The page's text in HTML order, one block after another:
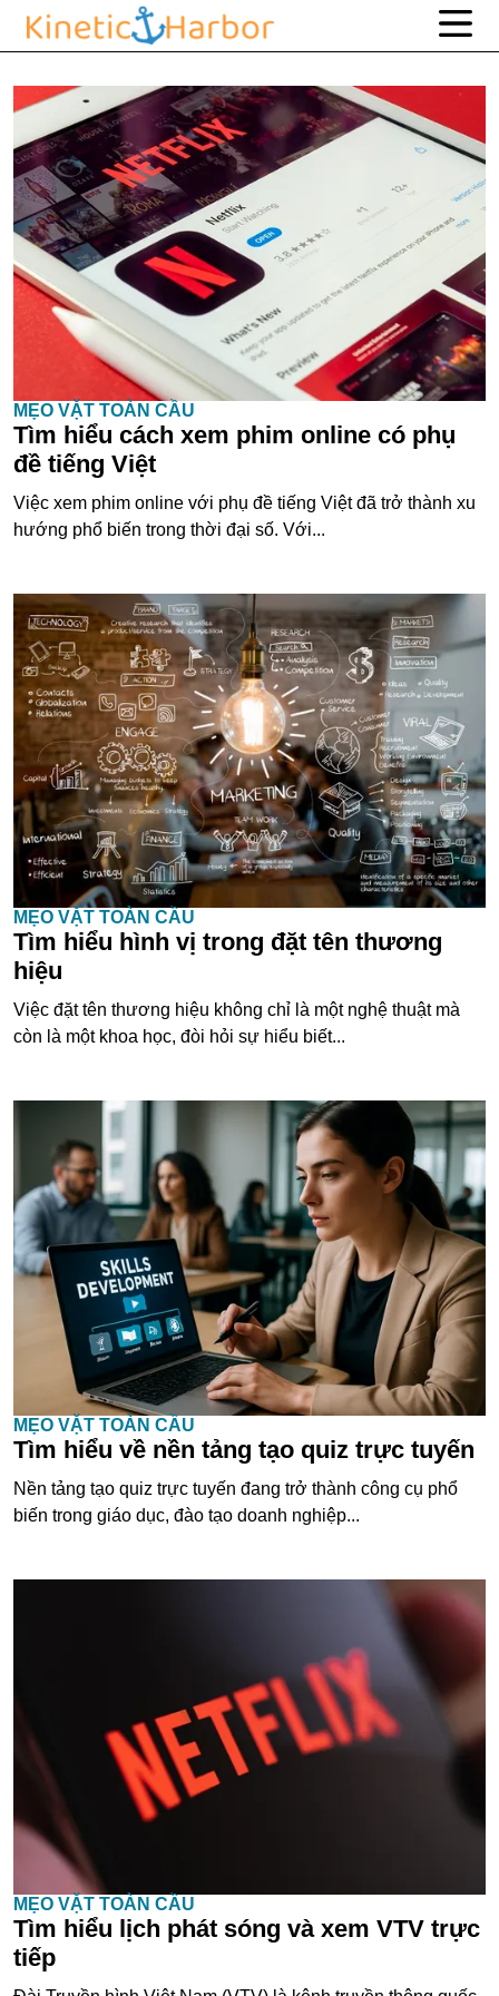
MẸO VẶT TOÀN CẦU
Tìm hiểu cách xem phim online có phụ
đề tiếng Việt
Việc xem phim online với phụ đề tiếng Việt đã trở thành xu
hướng phổ biến trong thời đại số. Với...
MẸO VẶT TOÀN CẦU
Tìm hiểu hình vị trong đặt tên thương
hiệu
Việc đặt tên thương hiệu không chỉ là một nghệ thuật mà
còn là một khoa học, đòi hỏi sự hiểu biết...
MẸO VẶT TOÀN CẦU
Tìm hiểu về nền tảng tạo quiz trực tuyến
Nền tảng tạo quiz trực tuyến đang trở thành công cụ phổ
biến trong giáo dục, đào tạo doanh nghiệp...
MẸO VẶT TOÀN CẦU
Tìm hiểu lịch phát sóng và xem VTV trực
tiếp